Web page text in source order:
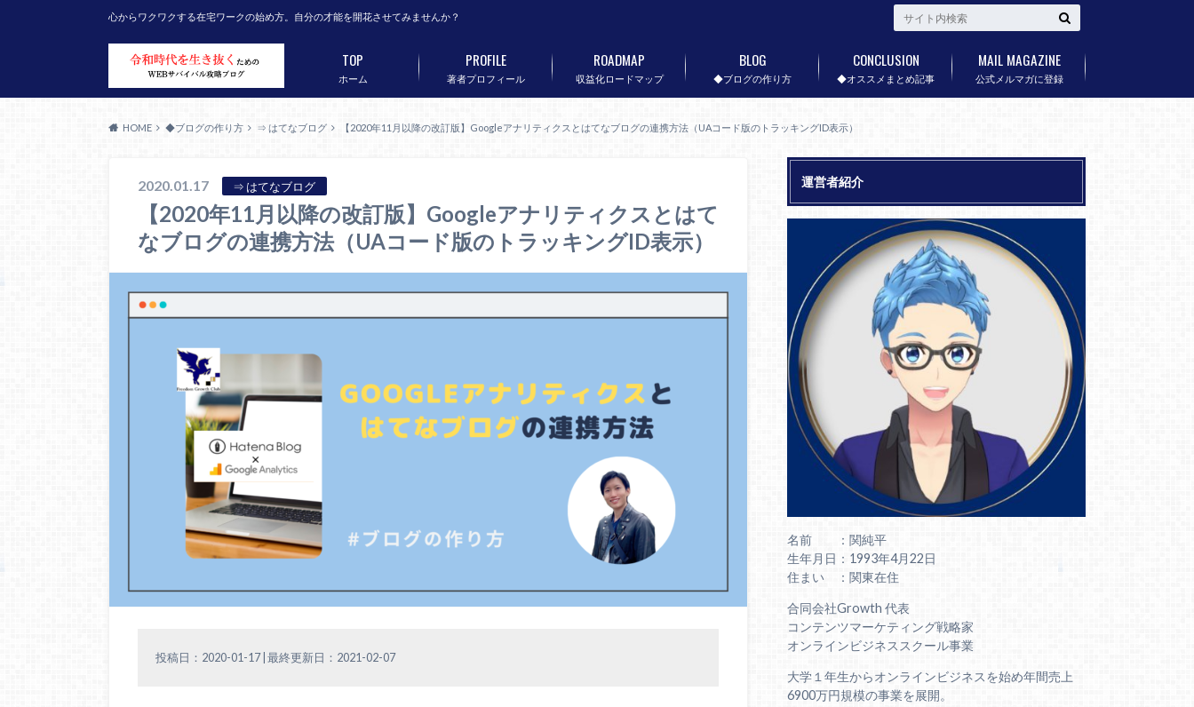
心からワクワクする在宅ワークの始め方。自分の才能を開花させてみませんか？
ホーム
TOP
著者プロフィール
PROFILE
収益化ロードマップ
ROADMAP
◆ブログの作り方
BLOG
◆オススメまとめ記事
CONCLUSION
公式メルマガに登録
MAIL MAGAZINE
HOME ◆ブログの作り方 ⇒ はてなブログ 【2020年11月以降の改訂版】Googleアナリティクスとはてなブログの連携方法（UAコード版のトラッキングID表示）
2020.01.17 ⇒ はてなブログ
【2020年11月以降の改訂版】Googleアナリティクスとはて
なブログの連携方法（UAコード版のトラッキングID表示）
投稿日：2020-01-17 | 最終更新日：2021-02-07
運営者紹介
名前 ：関純平
生年月日：1993年4月22日
住まい ：関東在住
合同会社Growth 代表
コンテンツマーケティング戦略家
オンラインビジネススクール事業
大学１年生からオンラインビジネスを始め年間売上
6900万円規模の事業を展開。